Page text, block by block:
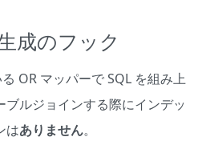
成のフック
OR マッパーで SQL を組み上
ルジョインする際にインデッ
はありません。